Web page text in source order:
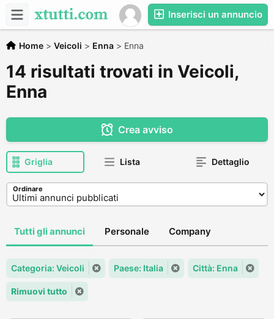
Inserisci un annuncio
Home > Veicoli > Enna > Enna
14 risultati trovati in Veicoli,
Enna
Crea avviso
Griglia Lista Dettaglio
Ordinare
Tutti gli annunci Personale Company
Categoria: Veicoli Paese: Italia Città: Enna
Rimuovi tutto